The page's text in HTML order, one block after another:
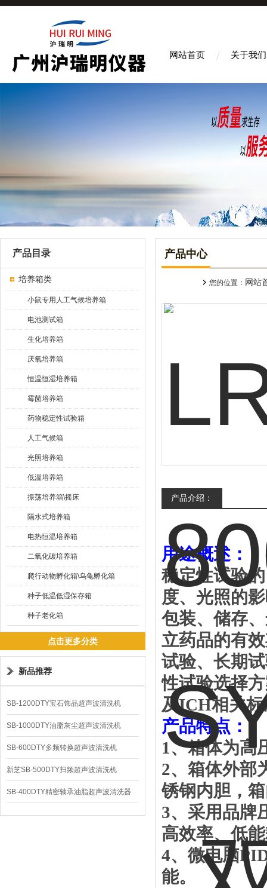
网站首页 关于我们
产品目录
培养箱类
小鼠专用人工气候培养箱
电池测试箱
生化培养箱
厌氧培养箱
恒温恒湿培养箱
霉菌培养箱
药物稳定性试验箱
人工气候箱
光照培养箱
低温培养箱
振荡培养箱\摇床
隔水式培养箱
电热恒温培养箱
二氧化碳培养箱
爬行动物孵化箱\乌龟孵化箱
种子低温低湿保存箱
种子老化箱
点击更多分类
新品推荐
SB-1200DTY宝石饰品超声波清洗机
SB-1000DTY油脂灰尘超声波清洗机
SB-600DTY多频转换超声波清洗机
新芝SB-500DTY扫频超声波清洗机
SB-400DTY精密轴承油脂超声波清洗器
产品中心
您的位置： 网站
产品介绍：
用途概述：
稳定性试验
度、光照的
包装、储存
立药品的有
试验、长期
性试验选择
及ICH相关
产品特点：
1、箱体为高
2、箱体外部
锈钢内胆，
3、采用品牌
高效率、低
4、微电脑
能。